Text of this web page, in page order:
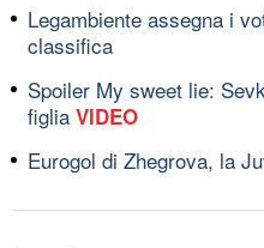
Legambiente assegna i
classifica
Spoiler My sweet lie:
figlia VIDEO
Eurogol di Zhegrova, la